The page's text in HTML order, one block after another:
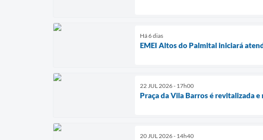
Há 6 dias
EMEI Altos do Palmital iniciará
22 JUL 2026 - 17h00
Praça da Vila Barros é revitalizada
20 JUL 2026 - 14h40